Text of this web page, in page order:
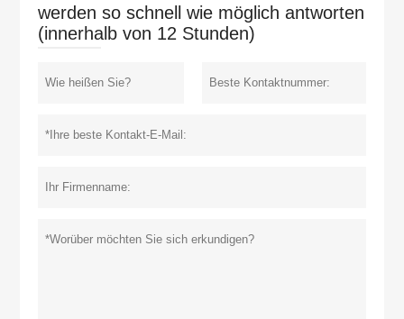
werden so schnell wie möglich antworten
(innerhalb von 12 Stunden)